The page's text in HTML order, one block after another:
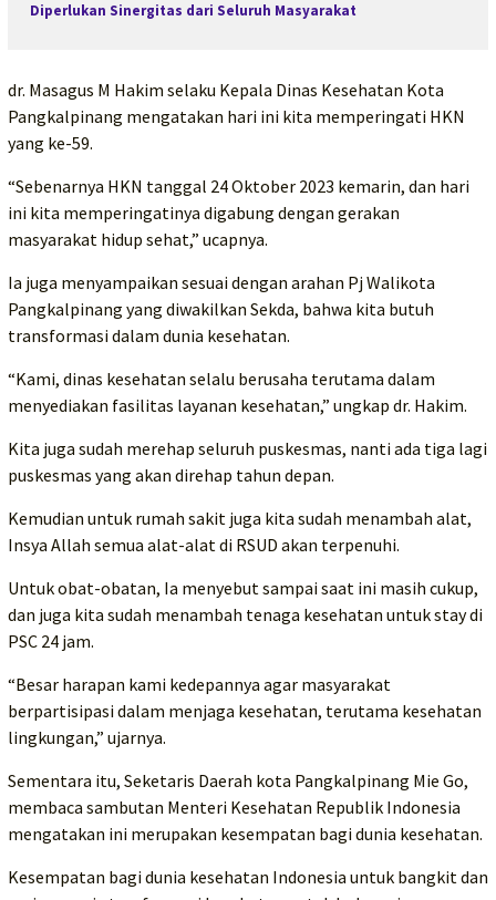
Diperlukan Sinergitas dari Seluruh Masyarakat
dr. Masagus M Hakim selaku Kepala Dinas Kesehatan Kota
Pangkalpinang mengatakan hari ini kita memperingati HKN
yang ke-59.
“Sebenarnya HKN tanggal 24 Oktober 2023 kemarin, dan hari
ini kita memperingatinya digabung dengan gerakan
masyarakat hidup sehat,” ucapnya.
Ia juga menyampaikan sesuai dengan arahan Pj Walikota
Pangkalpinang yang diwakilkan Sekda, bahwa kita butuh
transformasi dalam dunia kesehatan.
“Kami, dinas kesehatan selalu berusaha terutama dalam
menyediakan fasilitas layanan kesehatan,” ungkap dr. Hakim.
Kita juga sudah merehap seluruh puskesmas, nanti ada tiga lagi
puskesmas yang akan direhap tahun depan.
Kemudian untuk rumah sakit juga kita sudah menambah alat,
Insya Allah semua alat-alat di RSUD akan terpenuhi.
Untuk obat-obatan, Ia menyebut sampai saat ini masih cukup,
dan juga kita sudah menambah tenaga kesehatan untuk stay di
PSC 24 jam.
“Besar harapan kami kedepannya agar masyarakat
berpartisipasi dalam menjaga kesehatan, terutama kesehatan
lingkungan,” ujarnya.
Sementara itu, Seketaris Daerah kota Pangkalpinang Mie Go,
membaca sambutan Menteri Kesehatan Republik Indonesia
mengatakan ini merupakan kesempatan bagi dunia kesehatan.
Kesempatan bagi dunia kesehatan Indonesia untuk bangkit dan